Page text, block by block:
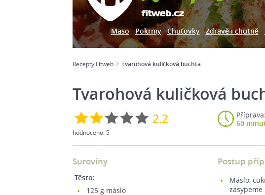
Maso Pokrmy Chuťovky Zdravě i chutně
Recepty Fitweb Tvarohová kuličková buchta
Tvarohová kuličková
2.2
hodnoceno:5
Příprava:
60
Suroviny
Těsto:
125 g máslo
Postup
Máslo,